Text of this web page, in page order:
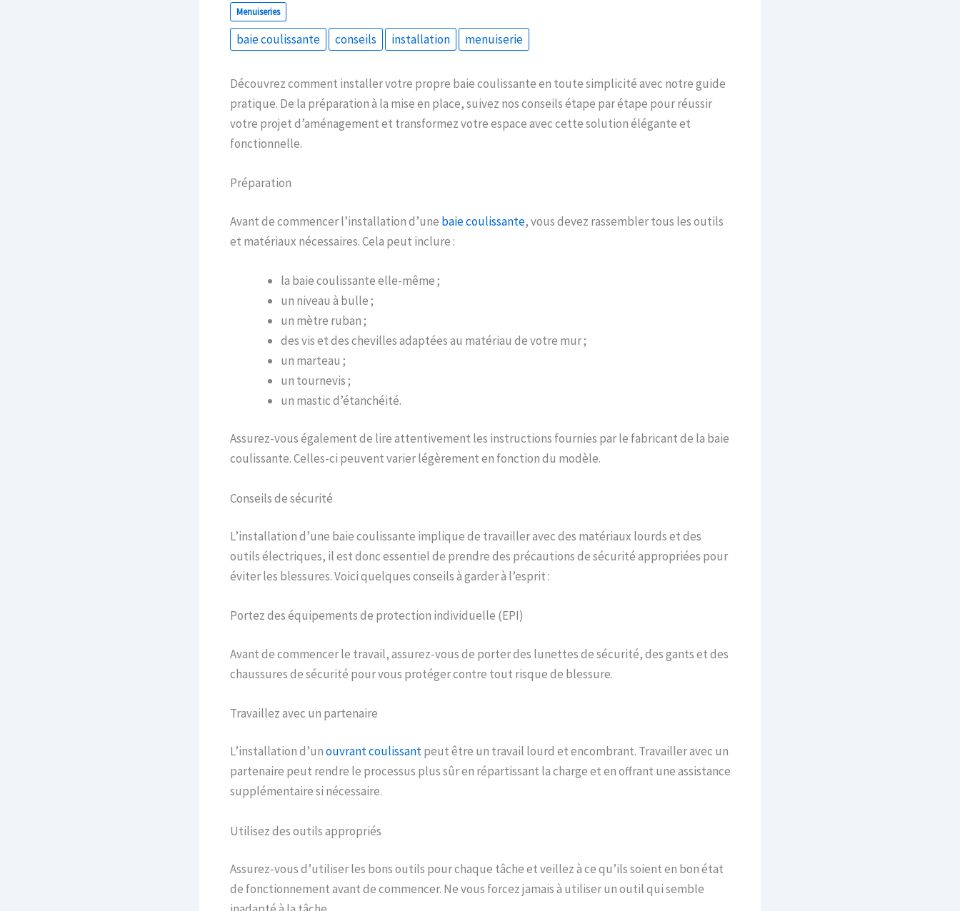
Menuiseries
baie coulissante conseils installation menuiserie
Découvrez comment installer votre propre baie coulissante en toute simplicité avec notre guide
pratique. De la préparation à la mise en place, suivez nos conseils étape par étape pour réussir
votre projet d’aménagement et transformez votre espace avec cette solution élégante et
fonctionnelle.
Préparation
Avant de commencer l’installation d’une baie coulissante, vous devez rassembler tous les outils
et matériaux nécessaires. Cela peut inclure :
la baie coulissante elle-même ;
un niveau à bulle ;
un mètre ruban ;
des vis et des chevilles adaptées au matériau de votre mur ;
un marteau ;
un tournevis ;
un mastic d’étanchéité.
Assurez-vous également de lire attentivement les instructions fournies par le fabricant de la baie
coulissante. Celles-ci peuvent varier légèrement en fonction du modèle.
Conseils de sécurité
L’installation d’une baie coulissante implique de travailler avec des matériaux lourds et des
outils électriques, il est donc essentiel de prendre des précautions de sécurité appropriées pour
éviter les blessures. Voici quelques conseils à garder à l’esprit :
Portez des équipements de protection individuelle (EPI)
Avant de commencer le travail, assurez-vous de porter des lunettes de sécurité, des gants et des
chaussures de sécurité pour vous protéger contre tout risque de blessure.
Travaillez avec un partenaire
L’installation d’unouvrant coulissantpeut être un travail lourd et encombrant. Travailler avec un
partenaire peut rendre le processus plus sûr en répartissant la charge et en offrant une assistance
supplémentaire si nécessaire.
Utilisez des outils appropriés
Assurez-vous d’utiliser les bons outils pour chaque tâche et veillez à ce qu’ils soient en bon état
de fonctionnement avant de commencer. Ne vous forcez jamais à utiliser un outil qui semble